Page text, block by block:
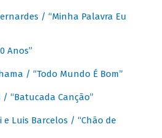
/ “Minha Palavra Eu
Anos”
/ “Todo Mundo É Bom”
/ “Batucada Canção”
e Luis Barcelos / “Chão de